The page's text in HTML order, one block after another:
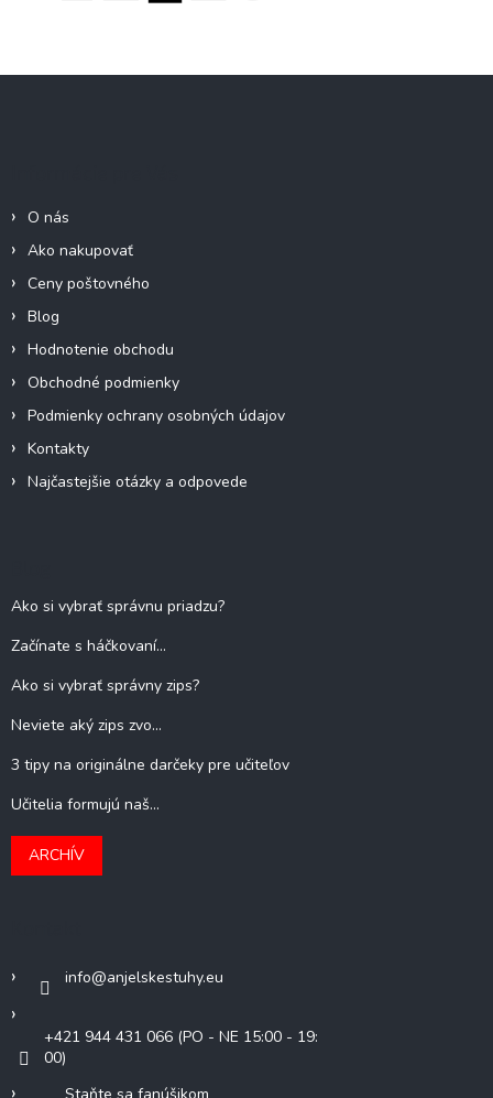
O nás
Ako nakupovať
Ceny poštovného
Blog
Hodnotenie obchodu
Obchodné podmienky
Podmienky ochrany osobných údajov
Kontakty
Najčastejšie otázky a odpovede
Ako si vybrať správnu priadzu?
Začínate s háčkovaní...
Ako si vybrať správny zips?
Neviete aký zips zvo...
3 tipy na originálne darčeky pre učiteľov
Učitelia formujú naš...
ARCHÍV
info@anjelskestuhy.eu
+421 944 431 066 (PO - NE 15:00 - 19:
00)
Staňte sa fanúšikom